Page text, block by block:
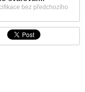
bez předchozího